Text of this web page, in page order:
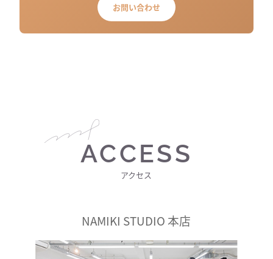
お問い合わせ
ACCESS
アクセス
NAMIKI STUDIO 本店